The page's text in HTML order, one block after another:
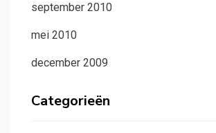
september 2010
mei 2010
december 2009
Categorieën